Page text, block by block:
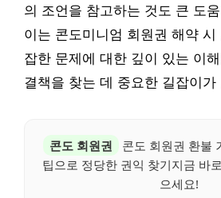
의 조언을 참고하는 것도 큰 도
이는 콘도미니엄 회원권 해약
잡한 문제에 대한 깊이 있는 이
결책을 찾는 데 중요한 길잡이가
콘도 회원권
콘도 회원권 환불
팁으로 정당한 권익 찾기지금 바
으세요!